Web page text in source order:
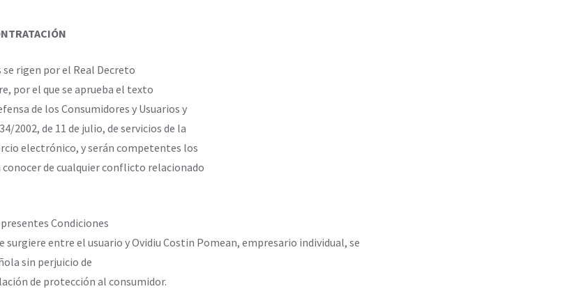
rigen por el Real Decreto
por el que se aprueba el texto
de los Consumidores y Usuarios y
2002, de 11 de julio, de servicios de la
electrónico, y serán competentes los
de cualquier conflicto relacionado
Condiciones
surgiere entre el usuario y Ovidiu Costin Pomean, empresario individual, se
sin perjuicio de
de protección al consumidor.